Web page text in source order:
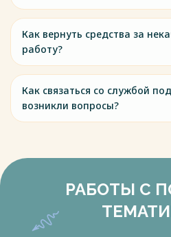
Как вернуть средства за
работу?
Как связаться со службой
возникли вопросы?
РАБОТЫ С